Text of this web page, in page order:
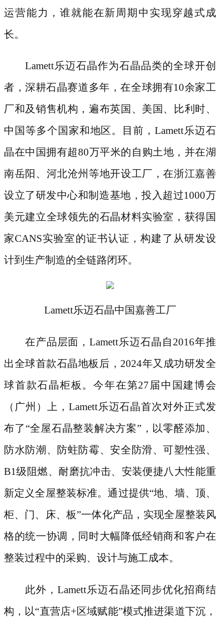
运营能力，谁就能在新周期中实现穿越式成
长。
Lamett乐迈石晶作为石晶品类的全球开创
者，深耕石晶赛道多年，在全球拥有10余家工
厂和及销售机构，遍布英国、美国、比利时、
中国等多个国家和地区。目前，Lamett乐迈石
晶在中国拥有超80万平米的自购土地，并在湖
南岳阳、河北沧州等地开设工厂，在浙江嘉善
设立了研发中心和制造基地，投入超过1000万
美元建立全球领先的石晶材料实验室，获得国
家CANS实验室的证书认证，构建了从研发设
计到生产制造的全链路闭环。
Lamett乐迈石晶中国嘉善工厂
在产品层面，Lamett乐迈石晶自2016年推
出全球首款石晶地板后，2024年又成功研发全
球首款石晶柜板。今年在第27届中国建博会
（广州）上，Lamett乐迈石晶首次对外正式发
布了“全屋石晶整装解决方案”，以零醛添加、
防水防潮、防蛀防霉、安全防滑、可塑性强、
B1级阻燃、耐磨抗冲击、安装便捷八大性能重
新定义全屋整装标准。通过提供“地、墙、顶、
柜、门、床、板”一体化产品，实现全屋整装风
格的统一协调，同时大幅降低经销商和客户在
整装过程中的采购、设计与施工成本。
此外， Lamett乐迈石晶还同步优化招商结
构，以“直营店+区域赋能”模式推进渠道下沉，